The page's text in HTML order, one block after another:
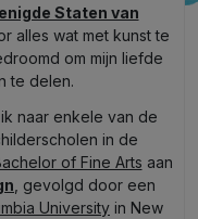
Staten van
alles wat met kunst te
om mijn liefde
te delen.
naar enkele van de
in de
of Fine Arts aan
, gevolgd door een
University in New